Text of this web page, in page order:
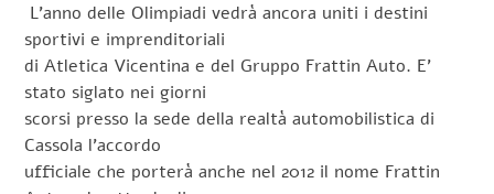
L’anno delle Olimpiadi vedrà ancora uniti i destini
sportivi e imprenditoriali
di Atletica Vicentina e del Gruppo Frattin Auto. E’
stato siglato nei giorni
scorsi presso la sede della realtà automobilistica di
Cassola l’accordo
ufficiale che porterà anche nel 2012 il nome Frattin